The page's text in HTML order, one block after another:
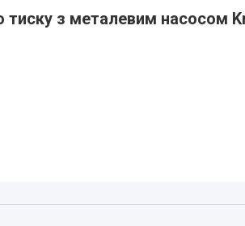
тиску з металевим насосом